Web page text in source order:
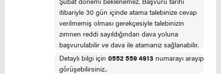
itibariyle 30 gün içinde atama talebinize cevap
verilmemiş olması gerekçesiyle talebinizin
zımnen reddi sayıldığından dava yoluna
başvurulabilir ve dava ile atamanız sağlanabilir.
Detaylı bilgi için 0552 559 4913 numarayı arayıp
görüşebilirsiniz..